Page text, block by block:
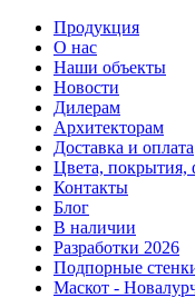
Продукция
О нас
Наши объекты
Новости
Дилерам
Архитекторам
Доставка и оплата
Цвета, покрытия,
Контакты
Блог
В наличии
Разработки 2026
Подпорные
Маскот -